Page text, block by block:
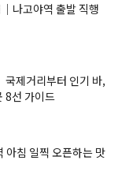
나고야역 출발 직행
국제거리부터 인기 바,
8선 가이드
침 일찍 오픈하는 맛